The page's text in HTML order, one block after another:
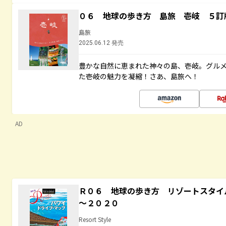
０６ 地球の歩き方 島旅 壱岐 ５訂
島旅
2025.06.12 発売
豊かな自然に恵まれた神々の島、壱岐。グル
た壱岐の魅力を凝縮！さあ、島旅へ！
AD
Ｒ０６ 地球の歩き方 リゾートスタ
～２０２０
Resort Style